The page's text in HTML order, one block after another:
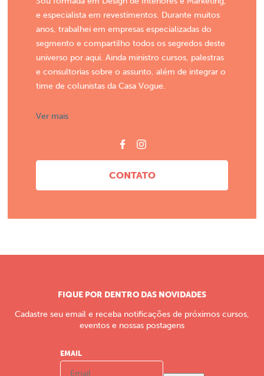
e especialista em revestimentos. Durante muitos
anos, trabalhei em empresas especializadas do
segmento e compartilho todos os segredos deste
universo por aqui. Ainda ministro cursos, palestras
e consultorias sobre o assunto, além de integrar o
time de colunistas da Casa Vogue.
Ver mais
CONTATO
FIQUE POR DENTRO DAS NOVIDADES
Cadastre seu email e receba notificações de próximos cursos,
eventos e nossas postagens
EMAIL